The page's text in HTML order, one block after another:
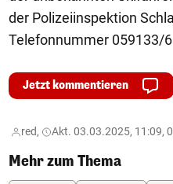
der Polizeiinspektion
Telefonnummer 059133/
Jetzt kommentieren
red, Akt. 03.03.2025, 11:09,
Mehr zum Thema